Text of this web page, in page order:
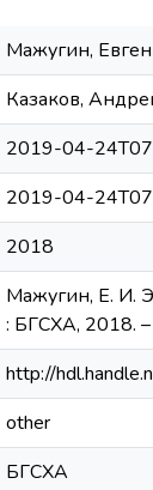
Мажугин,
Казаков,
2019-04-
2019-04-
2018
Мажугин, Е. И.
: БГСХА, 2018. –
http://
other
БГСХА